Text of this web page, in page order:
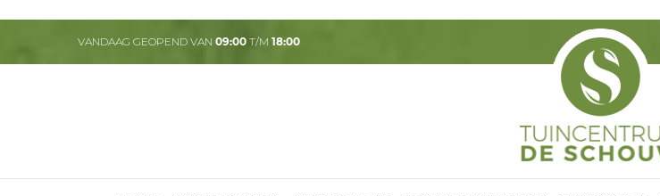
VANDAAG GEOPEND VAN 09:00 T/M 18:00